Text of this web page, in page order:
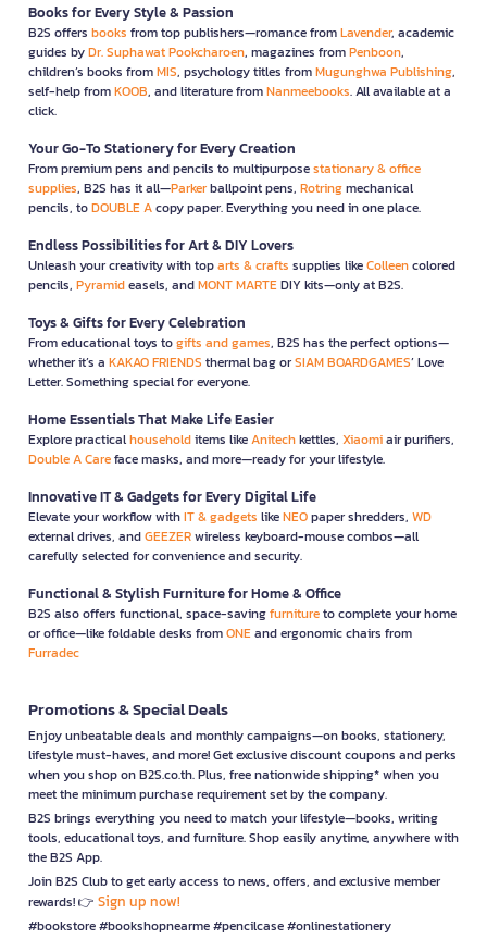
Books for Every Style & Passion
B2S offers books from top publishers—romance fromLavender, academic
guides byDr. Suphawat Pookcharoen, magazines fromPenboon,
children’s books fromMIS, psychology titles fromMugunghwa Publishing,
self-help fromKOOB, and literature fromNanmeebooks. All available at a
click.
Your Go-To Stationery for Every Creation
From premium pens and pencils to multipurposestationary & office
supplies, B2S has it all—Parkerballpoint pens, Rotringmechanical
pencils, toDOUBLE Acopy paper. Everything you need in one place.
Endless Possibilities for Art & DIY Lovers
Unleash your creativity with toparts & crafts supplies likeColleencolored
pencils, Pyramideasels, andMONT MARTEDIY kits—only at B2S.
Toys & Gifts for Every Celebration
From educational toys togifts and games, B2S has the perfect options—
whether it’s a KAKAO FRIENDS thermal bag orSIAM BOARDGAMES’ Love
Letter. Something special for everyone.
Home Essentials That Make Life Easier
Explore practicalhouseholditems likeAnitechkettles, Xiaomiair purifiers,
Double A Careface masks, and more—ready for your lifestyle.
Innovative IT & Gadgets for Every Digital Life
Elevate your workflow withIT & gadgets likeNEOpaper shredders, WD
external drives, andGEEZERwireless keyboard-mouse combos—all
carefully selected for convenience and security.
Functional & Stylish Furniture for Home & Office
B2S also offers functional, space-savingfurnitureto complete your home
or office—like foldable desks fromONEand ergonomic chairs from
Furradec
Promotions & Special Deals
Enjoy unbeatable deals and monthly campaigns—on books, stationery,
lifestyle must-haves, and more! Get exclusive discount coupons and perks
when you shop on B2S.co.th. Plus, free nationwide shipping* when you
meet the minimum purchase requirement set by the company.
B2S brings everything you need to match your lifestyle—books, writing
tools, educational toys, and furniture. Shop easily anytime, anywhere with
the B2S App.
Join B2S Club to get early access to news, offers, and exclusive member
rewards! 👉 Sign up now!
#bookstore #bookshopnearme #pencilcase #onlinestationery